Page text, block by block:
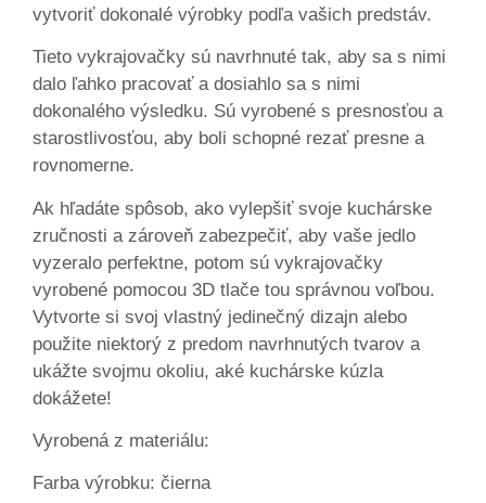
vytvoriť dokonalé výrobky podľa vašich predstáv.
Tieto vykrajovačky sú navrhnuté tak, aby sa s nimi
dalo ľahko pracovať a dosiahlo sa s nimi
dokonalého výsledku. Sú vyrobené s presnosťou a
starostlivosťou, aby boli schopné rezať presne a
rovnomerne.
Ak hľadáte spôsob, ako vylepšiť svoje kuchárske
zručnosti a zároveň zabezpečiť, aby vaše jedlo
vyzeralo perfektne, potom sú vykrajovačky
vyrobené pomocou 3D tlače tou správnou voľbou.
Vytvorte si svoj vlastný jedinečný dizajn alebo
použite niektorý z predom navrhnutých tvarov a
ukážte svojmu okoliu, aké kuchárske kúzla
dokážete!
Vyrobená z materiálu:
Farba výrobku: čierna